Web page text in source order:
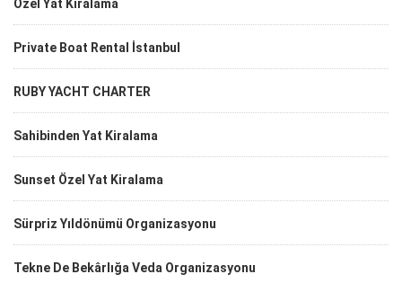
Özel Yat Kiralama
Private Boat Rental İstanbul
RUBY YACHT CHARTER
Sahibinden Yat Kiralama
Sunset Özel Yat Kiralama
Sürpriz Yıldönümü Organizasyonu
Tekne De Bekârlığa Veda Organizasyonu